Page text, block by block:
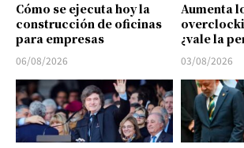
Cómo se ejecuta hoy la
construcción de oficinas
para empresas
06/08/2026
Aumenta
¿vale la
03/08/2026